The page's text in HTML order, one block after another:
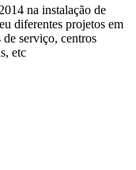
na instalação de
diferentes projetos em
de serviço, centros
etc